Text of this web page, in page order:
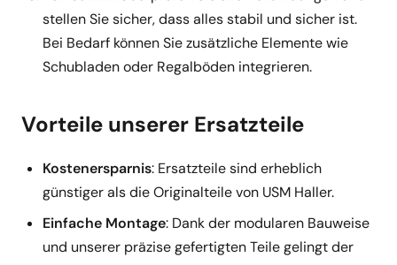
stellen Sie sicher, dass alles stabil und sicher ist.
Bei Bedarf können Sie zusätzliche Elemente wie
Schubladen oder Regalböden integrieren.
Vorteile unserer Ersatzteile
Kostenersparnis: Ersatzteile sind erheblich
günstiger als die Originalteile von USM Haller.
Einfache Montage: Dank der modularen Bauweise
und unserer präzise gefertigten Teile gelingt der